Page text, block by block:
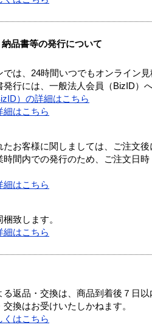
品書等の発行について
は、24時間いつでもオンライン見
行には、一般法人会員（BizID）
）の詳細はこちら
細はこちら
たお客様に関しましては、ご注文後
時間内での発行のため、ご注文日
細はこちら
致します。
細はこちら
る返品・交換は、商品到着後７日
換はお受けいたしかねます。
くはこちら